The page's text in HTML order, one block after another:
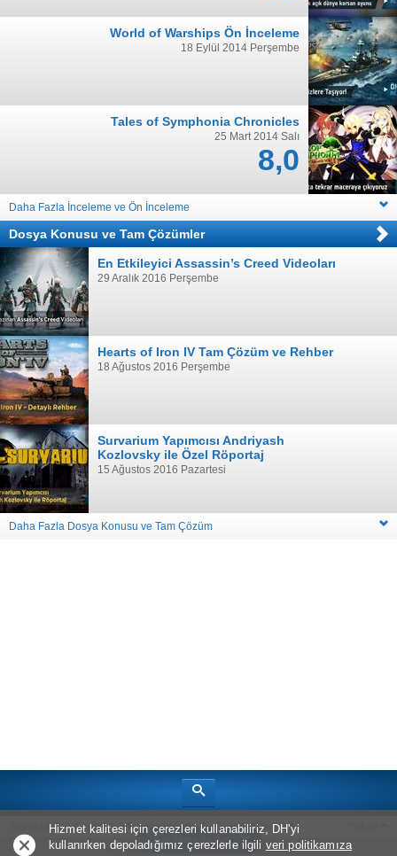
Uygulama ile Aç
World of Warships Ön İnceleme
18 Eylül 2014 Perşembe
Tales of Symphonia Chronicles
25 Mart 2014 Salı
8,0
Daha Fazla İnceleme ve Ön İnceleme
Dosya Konusu ve Tam Çözümler
En Etkileyici Assassin’s Creed Videoları
29 Aralık 2016 Perşembe
Hearts of Iron IV Tam Çözüm ve Rehber
18 Ağustos 2016 Perşembe
Survarium Yapımcısı Andriyash
Kozlovsky ile Özel Röportaj
15 Ağustos 2016 Pazartesi
Daha Fazla Dosya Konusu ve Tam Çözüm
Standart Site Görünümü Hakkımızda Oyun Haberleri
Telif Hakkı © 2026Bölüm Sonu Canavarı
Hizmet kalitesi için çerezleri kullanabiliriz, DH'yi
kullanırken depoladığımız çerezlerle ilgili veri politikamıza